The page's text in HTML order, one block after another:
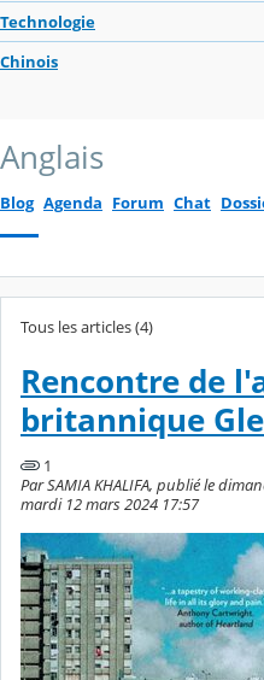
Technologie
Chinois
Anglais
Blog Agenda Forum Chat
Tous les articles (4)
Rencontre de
britannique
1
Par SAMIA KHALIFA, publié le
mardi 12 mars 2024 17:57